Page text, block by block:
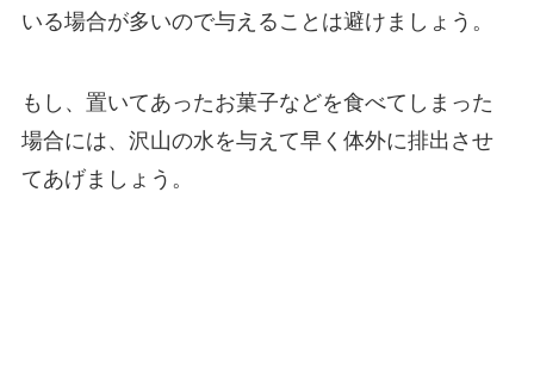
いる場合が多いので与えることは避けましょう。
もし、置いてあったお菓子などを食べてしまった
場合には、沢山の水を与えて早く体外に排出させ
てあげましょう。